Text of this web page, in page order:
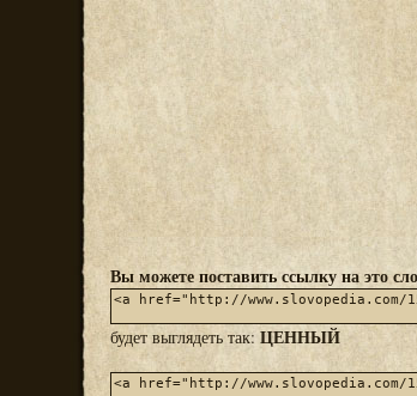
Вы можете поставить ссылку на это
будет выглядеть так: ЦЕННЫЙ